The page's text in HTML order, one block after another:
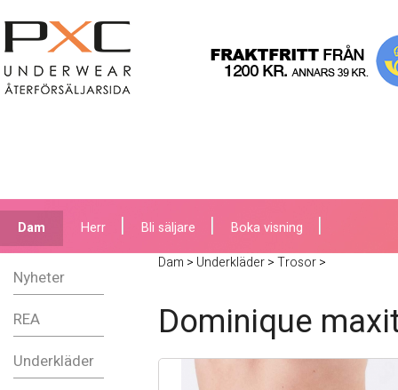
Dam Herr Bli säljare Boka visning
Nyheter
REA
Underkläder
Dam > Underkläder>Trosor>
Dominique